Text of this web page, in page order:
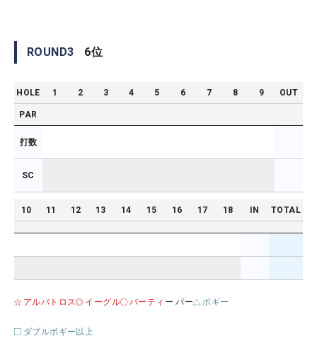
ROUND3 6位
HOLE 1 2 3 4 5 6 7 8 9 OUT
PAR
打数
SC
10 11 12 13 14 15 16 17 18 IN TOTAL
アルバトロス イーグル バーティ ー パー ボギー
ダブルボギー以上